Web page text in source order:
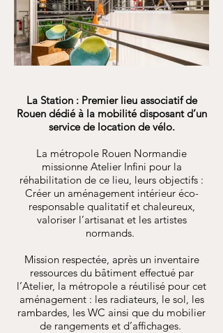
La Station : Premier lieu associatif de
Rouen dédié à la mobilité disposant d’un
service de location de vélo.
La métropole Rouen Normandie
missionne Atelier Infini pour la
réhabilitation de ce lieu, leurs objectifs :
Créer un aménagement intérieur éco-
responsable qualitatif et chaleureux,
valoriser l’artisanat et les artistes
normands.
Mission respectée, après un inventaire
ressources du bâtiment effectué par
l’Atelier, la métropole a réutilisé pour cet
aménagement : les radiateurs, le sol, les
rambardes, les WC ainsi que du mobilier
de rangements et d’affichages.